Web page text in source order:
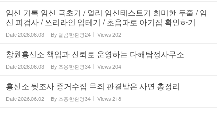
임신 기록 임신 극초기 / 얼리 임신테스트기 희미한 두줄 / 임
신 피검사 / 쓰리라인 임테기 / 초음파로 아기집 확인하기
Date2026.06.03 By 달콤한환영24 Views202
창원흥신소 책임과 신뢰로 운영하는 다해탐정사무소
Date2026.06.03 By 조용한환영34 Views204
흥신소 뒷조사 증거수집 무죄 판결받은 사연 총정리
Date2026.06.02 By 조용한환영34 Views218